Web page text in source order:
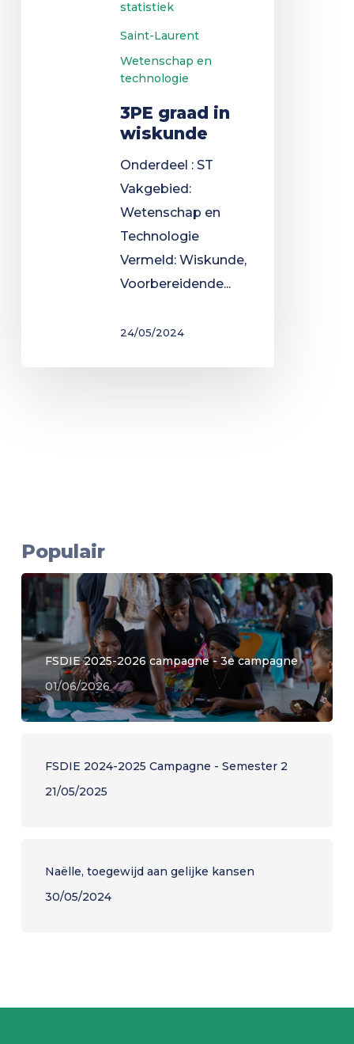
statistiek
Saint-Laurent
Wetenschap en
technologie
3PE graad in
wiskunde
Onderdeel : ST
Vakgebied:
Wetenschap en
Technologie
Vermeld: Wiskunde,
Voorbereidende...
24/05/2024
Populair
FSDIE 2025-2026 campagne - 3e campagne
01/06/2026
FSDIE 2024-2025 Campagne - Semester 2
21/05/2025
Naëlle, toegewijd aan gelijke kansen
30/05/2024